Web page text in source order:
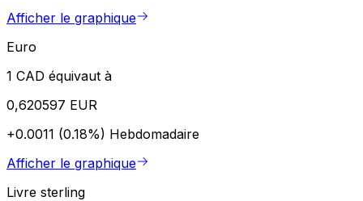
Afficher le graphique
Euro
1 CAD équivaut à
0,620597 EUR
+0.0011 (0.18%) Hebdomadaire
Afficher le graphique
Livre sterling